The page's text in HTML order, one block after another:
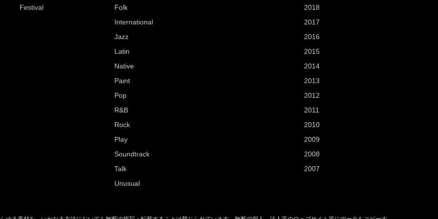
Festival
Folk
International
Jazz
Latin
Native
Paint
Pop
R&B
Rock
Play
Soundtrack
Talk
Unusual
2018
2017
2016
2015
2014
2013
2012
2011
2010
2009
2008
2007